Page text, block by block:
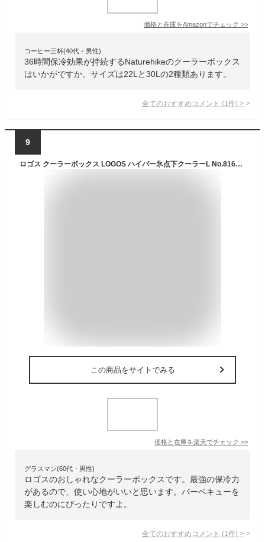
価格と在庫をAmazonでチェック >>
コーヒー三杯(40代・男性)
36時間保冷効果が持続するNaturehikeのクーラーボックス
はいかがですか。サイズは22Lと30Lの2種類あります。
全てのおすすめコメント (1 件) >
9
ロゴス クーラーボックス LOGOS ハイパー氷点下クーラーL No.81670080 & 倍速凍結・氷点下パックL No.81660641 ×2 セット キャンプ アウトドア 釣り 運動会 部活 保冷 最強 クーラーバッグ
この商品をサイトでみる
価格と在庫を楽天でチェック >>
グラスマン(60代・男性)
ロゴスのおしゃれなクーラーボックスです。最強の保冷力
があるので、使い心地がいいと思います。バーベキューを
楽しむのにぴったりですよ。
全てのおすすめコメント (1 件) >